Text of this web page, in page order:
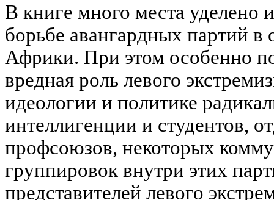
В книге много места уделено
борьбе авангардных партий
Африки. При этом особенно
вредная роль левого
идеологии и политике
интеллигенции и студентов,
профсоюзов, некоторых
группировок внутри этих
представителей левого